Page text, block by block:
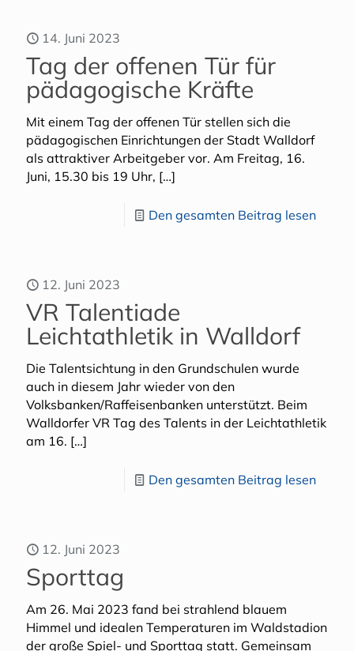
14. Juni 2023
Tag der offenen Tür für
pädagogische Kräfte
Mit einem Tag der offenen Tür stellen sich die
pädagogischen Einrichtungen der Stadt Walldorf
als attraktiver Arbeitgeber vor. Am Freitag, 16.
Juni, 15.30 bis 19 Uhr, […]
Den gesamten Beitrag lesen
12. Juni 2023
VR Talentiade
Leichtathletik in Walldorf
Die Talentsichtung in den Grundschulen wurde
auch in diesem Jahr wieder von den
Volksbanken/Raffeisenbanken unterstützt. Beim
Walldorfer VR Tag des Talents in der Leichtathletik
am 16. […]
Den gesamten Beitrag lesen
12. Juni 2023
Sporttag
Am 26. Mai 2023 fand bei strahlend blauem
Himmel und idealen Temperaturen im Waldstadion
der große Spiel- und Sporttag statt. Gemeinsam